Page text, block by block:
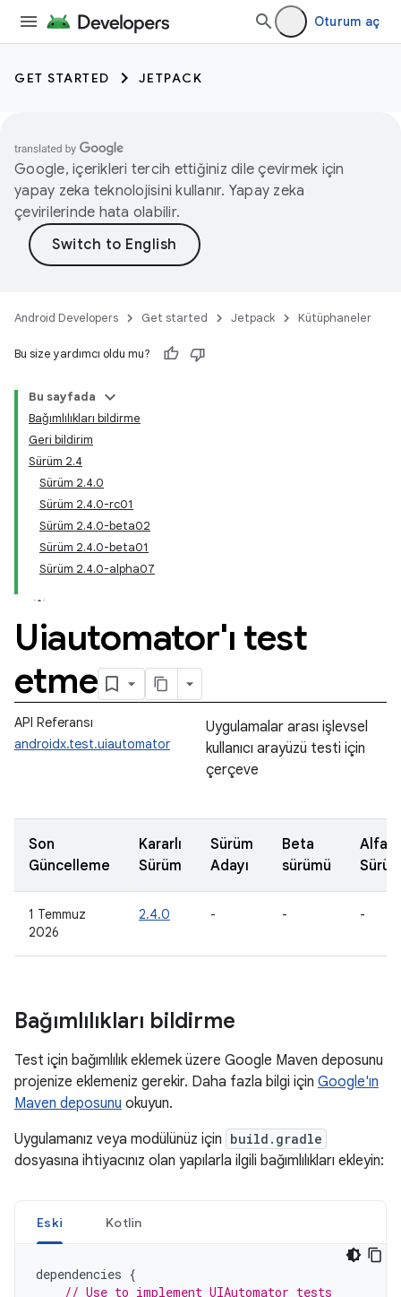
Oturum aç
GET STARTED JETPACK
Google, içerikleri tercih ettiğiniz dile çevirmek için
yapay zeka teknolojisini kullanır. Yapay zeka
çevirilerinde hata olabilir.
Android Developers Get started Jetpack Kütüphaneler
Bu size yardımcı oldu mu?
Bu sayfada
Bağımlılıkları bildirme
Geri bildirim
Sürüm 2.4
Sürüm 2.4.0
Sürüm 2.4.0-rc01
Sürüm 2.4.0-beta02
Sürüm 2.4.0-beta01
Sürüm 2.4.0-alpha07
Uiautomator'ı test
etme
API Referansı
androidx.test.uiautomator
Uygulamalar arası işlevsel
kullanıcı arayüzü testi için
çerçeve
Son
Güncelleme
Kararlı
Sürüm
Sürüm
Adayı
Beta
sürümü
Alfa
1 Temmuz
2026
2.4.0 - - -
Bağımlılıkları bildirme
Test için bağımlılık eklemek üzere Google Maven deposunu
projenize eklemeniz gerekir. Daha fazla bilgi için Google'ın
Maven deposunu okuyun.
Uygulamanız veya modülünüz için build.gradle
dosyasına ihtiyacınız olan yapılarla ilgili bağımlılıkları ekleyin:
Eski Kotlin
dependencies {
// Use to implement UIAutomator tests